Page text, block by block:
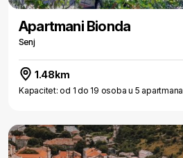
Apartmani Bionda
Senj
1.48km
Kapacitet: od 1 do 19 osoba u 5 apartmana